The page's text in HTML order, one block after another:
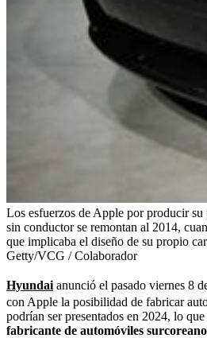
Los esfuerzos de Apple por producir
sin conductor se remontan al 2014,
que implicaba el diseño de su propio
Getty/VCG / Colaborador
Hyundai anunció el pasado viernes 8
con Apple la posibilidad de fabricar
podrían ser presentados en 2024, lo
fabricante de automóviles